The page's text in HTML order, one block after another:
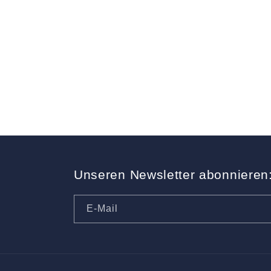
Unseren Newsletter
E-Mail